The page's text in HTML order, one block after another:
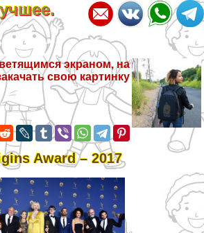
экраном, на
свою картинку
Award – 2017